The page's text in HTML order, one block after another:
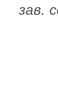
зав.